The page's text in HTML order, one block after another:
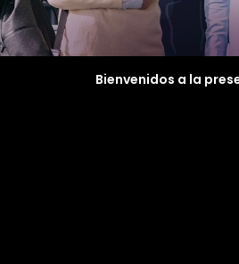
Bienvenidos a la